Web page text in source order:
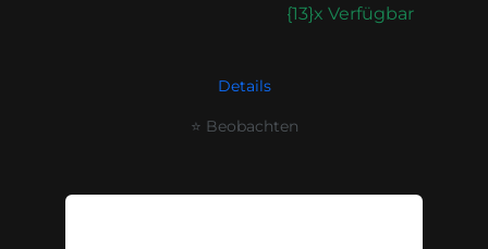
{13}x Verfügbar
Details
⭐ Beobachten